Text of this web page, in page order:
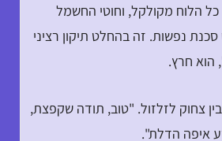
הלוח מקולקל, וחוטי החשמל
נפשות. זה בהחלט תיקון רציני
הוא חרץ.
צחוק לזלזול. "טוב, תודה שקפצת,
איפה הדלת".